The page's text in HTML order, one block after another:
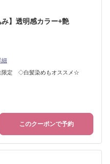
】透明感カラー+艶
細
限定 ◇白髪染めもオススメ☆
このクーポンで予約